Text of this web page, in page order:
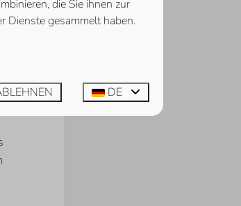
und ein
die Sie ihnen zur
Dienste gesammelt haben.
DE